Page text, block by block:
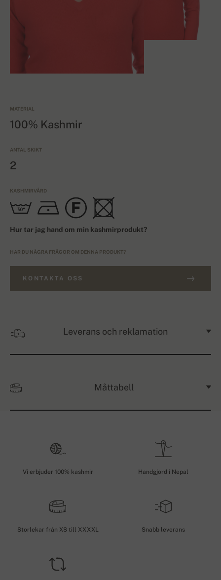
MATERIAL
100% Kashmir
ANTAL SKIKT
2
KASHMIRVÅRD
Hur tar jag hand om min kashmirprodukt?
HAR DU NÅGRA FRÅGOR OM DENNA PRODUKT?
KONTAKTA OSS
Leverans och reklamation
Måttabell
Vi erbjuder 100% kashmir Handgjord i Nepal
Storlekar från XS till XXXXL Snabb leverans